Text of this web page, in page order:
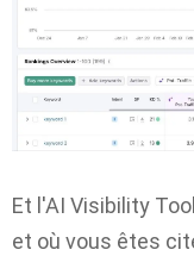
Et l'AI Visibility
et où vous êtes